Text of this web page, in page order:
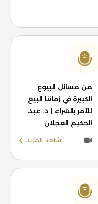
من مسائل البيوع
الكبيرة في زماننا البيع
للآمر بالشراء | د. عبد
الحكيم العجلان
شاهد المزيد